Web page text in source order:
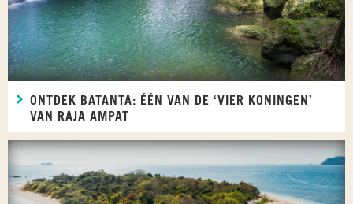
ONTDEK BATANTA: ÉÉN VAN DE ‘VIER KONINGEN’
VAN RAJA AMPAT